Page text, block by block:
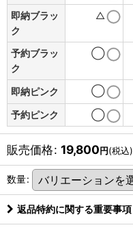
即納ブラッ
ク
△
予約ブラッ
ク
◯
即納ピンク ◯
予約ピンク ◯
販売価格: 19,800円(税込)
数量:
返品特約に関する重要事項